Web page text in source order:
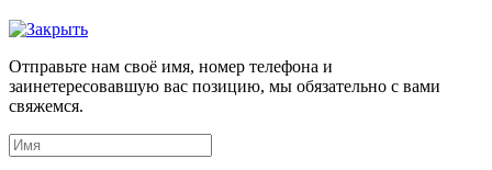
Отправьте нам своё имя, номер телефона и
заинетересовавшую вас позицию, мы обязательно с вами
свяжемся.